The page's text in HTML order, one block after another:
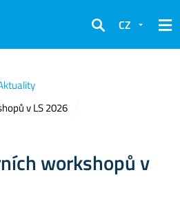
Hledat
CZ
v LS 2026
workshopů v